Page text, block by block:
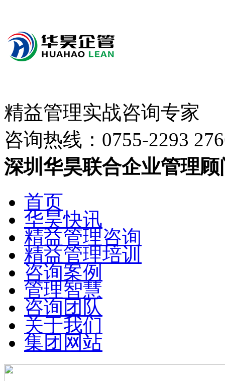
精益管理实战咨询专家
咨询热线： 0755-2293
深圳华昊联合企业管理
首页
华昊快讯
精益管理咨询
精益管理培训
咨询案例
管理智慧
咨询团队
关于我们
集团网站